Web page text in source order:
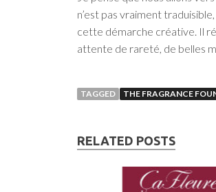
n’est pas vraiment
cette démarche créative. Il
attente de rareté, de belles
TAGGED THE FRAGRANCE
RELATED POSTS